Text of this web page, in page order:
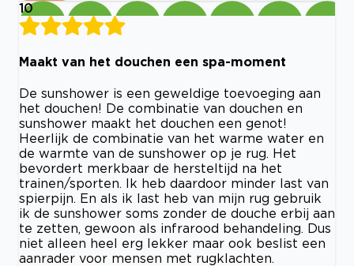
10
Maakt van het douchen een spa-moment
De sunshower is een geweldige toevoeging aan
het douchen! De combinatie van douchen en
sunshower maakt het douchen een genot!
Heerlijk de combinatie van het warme water en
de warmte van de sunshower op je rug. Het
bevordert merkbaar de hersteltijd na het
trainen/sporten. Ik heb daardoor minder last van
spierpijn. En als ik last heb van mijn rug gebruik
ik de sunshower soms zonder de douche erbij aan
te zetten, gewoon als infrarood behandeling. Dus
niet alleen heel erg lekker maar ook beslist een
aanrader voor mensen met rugklachten.